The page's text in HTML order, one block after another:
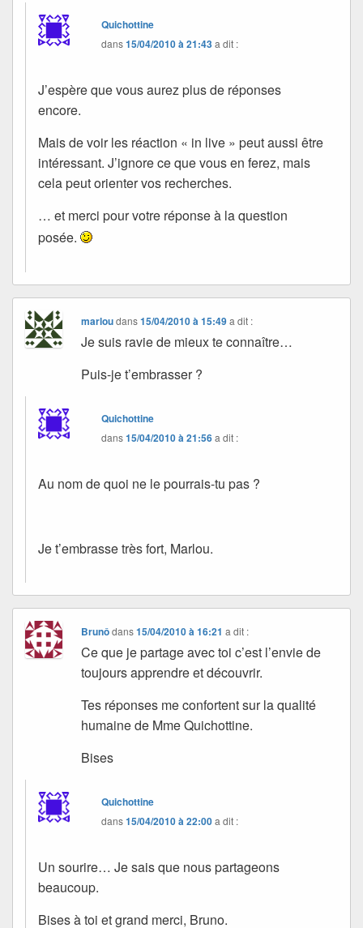
Quichottine
dans15/04/2010 à 21:43a dit :
J’espère que vous aurez plus de réponses
encore.
Mais de voir les réaction « in live » peut aussi être
intéressant. J’ignore ce que vous en ferez, mais
cela peut orienter vos recherches.
… et merci pour votre réponse à la question
posée.
marloudans15/04/2010 à 15:49 a dit :
Je suis ravie de mieux te connaître…
Puis-je t’embrasser ?
Quichottine
dans15/04/2010 à 21:56a dit :
Au nom de quoi ne le pourrais-tu pas ?
Je t’embrasse très fort, Marlou.
Brunôdans15/04/2010 à 16:21 a dit :
Ce que je partage avec toi c’est l’envie de
toujours apprendre et découvrir.
Tes réponses me confortent sur la qualité
humaine de Mme Quichottine.
Bises
Quichottine
dans15/04/2010 à 22:00a dit :
Un sourire… Je sais que nous partageons
beaucoup.
Bises à toi et grand merci, Bruno.